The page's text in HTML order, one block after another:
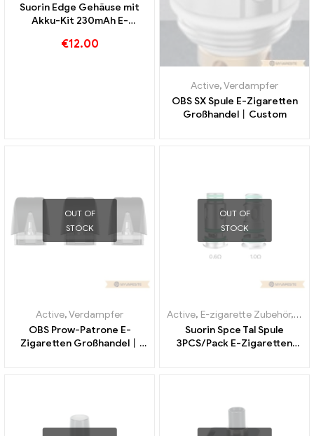
Suorin Edge Gehäuse mit
Akku-Kit 230mAh E-
Custom
€12.00
Active,Verdampfer
OBS SX Spule E-Zigaretten
Großhandel丨Custom
OUT OF
STOCK
Active,Verdampfer
OBS Prow-Patrone E-
Zigaretten Großhandel丨
OUT OF
STOCK
Active, E-zigarette Zubehör,
Suorin Spce Tal Spule
3PCS/Pack E-Zigaretten